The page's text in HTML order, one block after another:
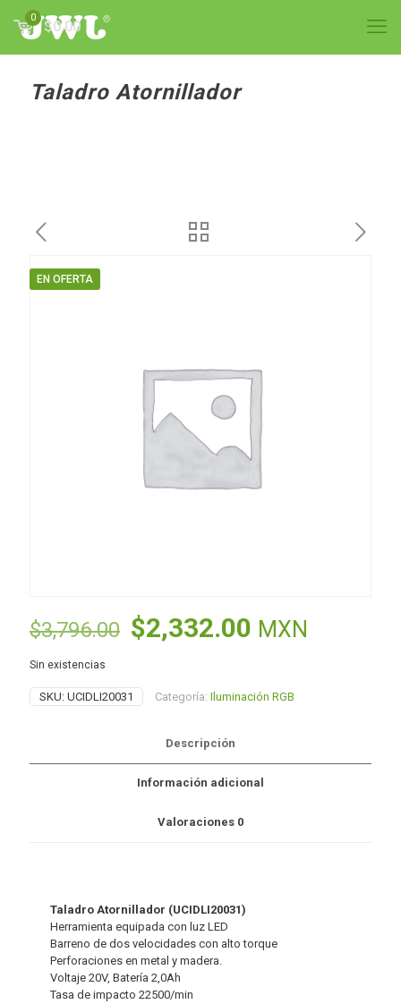
0
$0.00
Taladro Atornillador
EN OFERTA
$3,796.00 El
original
era:
$3,796.00.
$2,332.00 El
es:
MXN
Sin existencias
SKU: UCIDLI20031 Categoría: Iluminación RGB
Descripción
Información adicional
Valoraciones 0
Taladro Atornillador (UCIDLI20031)
Herramienta equipada con luz LED
Barreno de dos velocidades con alto torque
Perforaciones en metal y madera.
Voltaje 20V, Batería 2,0Ah
Tasa de impacto 22500/min